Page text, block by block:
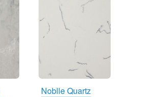
Noblle Quartz